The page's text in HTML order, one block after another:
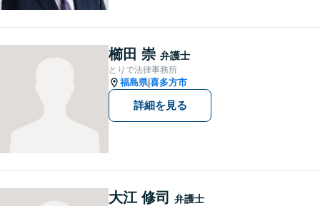
くことを最も重視ししていま
す。お困りの方はまずはご相
談ください。
櫛田 崇 弁護士
とりで法律事務所
福島県|喜多方市
詳細を見る
大江 修司 弁護士